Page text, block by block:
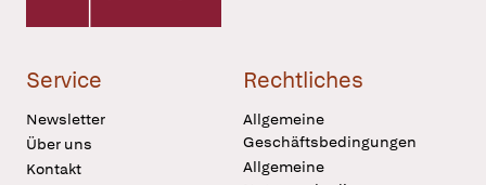
Service
Newsletter
Über uns
Kontakt
Rechtliches
Allgemeine
Geschäftsbedingungen
Allgemeine